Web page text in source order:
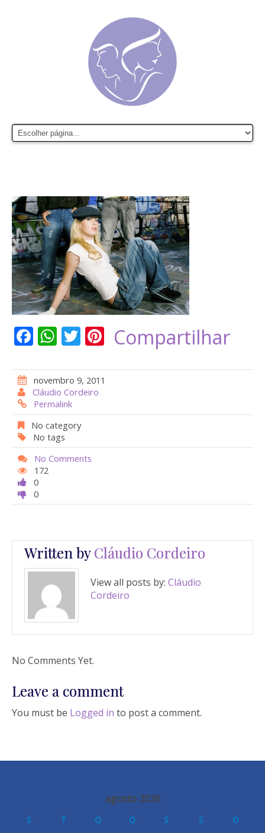
F
e
b
o
o
k
W
at
s
A
p
p
T
itt
er
Pi
er
st
Compartilhar
novembro 9, 2011
Cláudio Cordeiro
Permalink
No category
No tags
No Comments
172
0
0
Written byCláudio Cordeiro
View all posts by: Cláudio
Cordeiro
No Comments Yet.
Leave a comment
You must be Logged in to post a comment.
agosto 2026
S T Q Q S S D